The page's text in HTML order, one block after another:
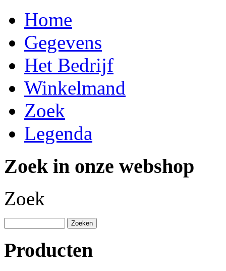
Home
Gegevens
Het Bedrijf
Winkelmand
Zoek
Legenda
Zoek in onze webshop
Zoek
Producten